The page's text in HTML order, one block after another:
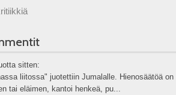
sitten:
liitossa" juotettiin Jumalalle. Hienosäätöä on
tai eläimen, kantoi henkeä, pu...